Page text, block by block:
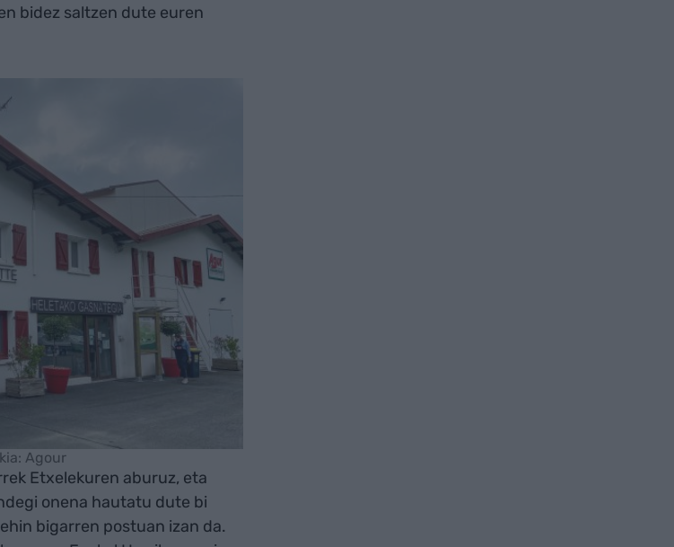
bidez saltzen dute euren
Agour
Etxelekuren aburuz, eta
onena hautatu dute bi
bigarren postuan izan da.